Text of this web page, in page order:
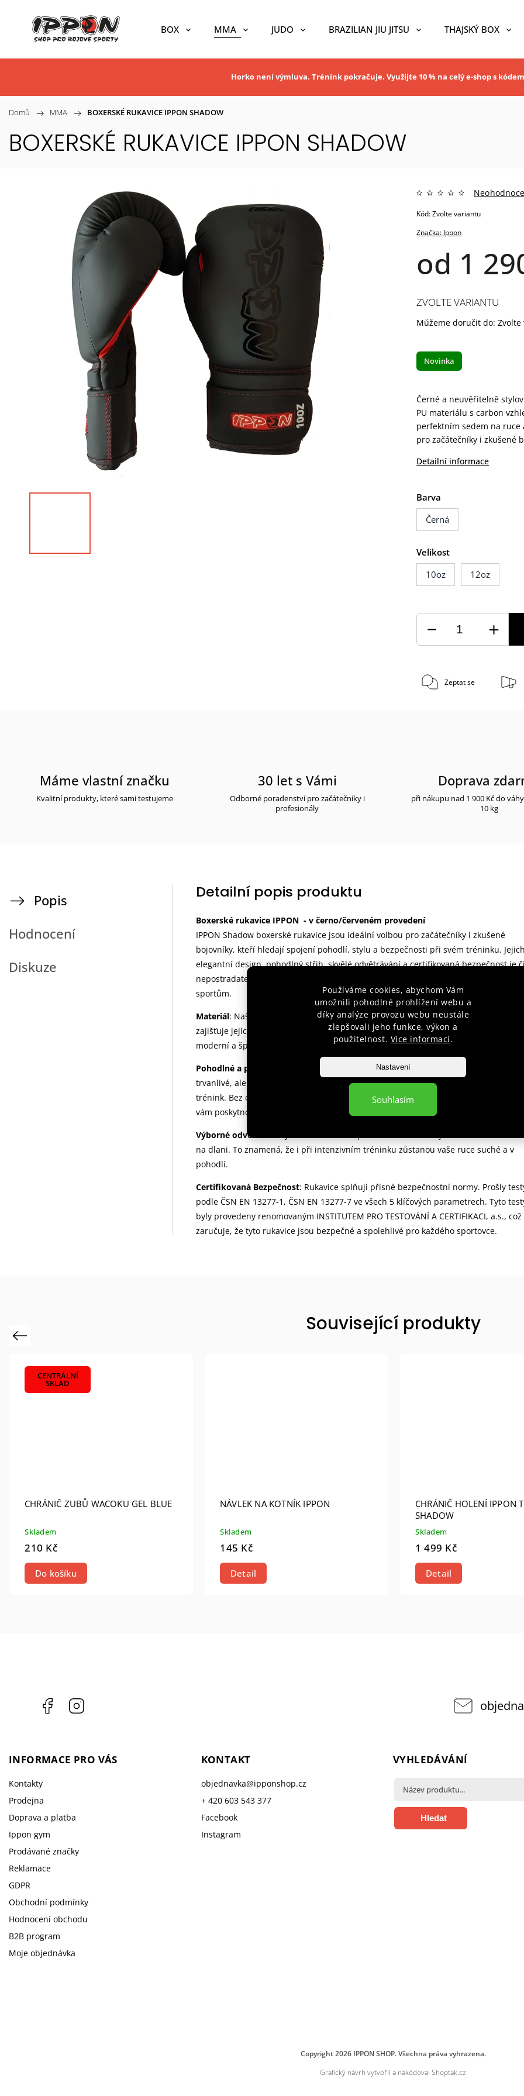
Používáme cookies, abychom Vám
umožnili pohodlné prohlížení webu a
díky analýze provozu webu neustále
zlepšovali jeho funkce, výkon a
použitelnost. Více informací.
Nastavení
Souhlasím
BOX MMA JUDO BRAZILIAN JIU JITSU THAJSKÝ BOX
Horko není výmluva. Trénink pokračuje. Využijte 10 % na celý e-shop s kódem
Domů / MMA / BOXERSKÉ RUKAVICE IPPON SHADOW
BOXERSKÉ RUKAVICE IPPON SHADOW
Značka: Ippon
od 1
Kód:Zvolte variantu
Novinka
Černé a neuvěřitelně
PU materiálu s carbon
perfektním sedem na
pro začátečníky i zkušené
Detailní informace
Barva
Černá
Velikost
10oz
12oz
ZVOLTE VARIANTU
Můžeme doručit do: Zvolte
Zeptat se
Máme vlastní značku
Kvalitní produkty, které sami testujeme
30 let s Vámi
Odborné poradenství pro začátečníky i
profesionály
Doprava
při nákupu nad 1 900 Kč do
10 kg
Popis
Hodnocení
Diskuze
Detailní popis produktu
Boxerské rukavice IPPON - v černo/červeném provedení
IPPON Shadow boxerské rukavice jsou ideální volbou pro začátečníky i zkušené
bojovníky, kteří hledají spojení pohodlí, stylu a bezpečnosti při svém tréninku. Jejich
elegantní design, pohodlný střih, skvělé odvětrávání a certifikovaná bezpečnost je
nepostradatelným doplňkem pro každého, kdo se věnuje boxu nebo jiným bojovým
sportům.
Materiál: Naše rukavice jsou vyrobeny z vysokopevnostníhoPU materiálu
zajišťuje jejich odolnost a dlouhou životnost. Carbon vzhled dodává rukavicím
moderní a špičkový vzhled, který zaujme každého milovníka bojových sportů.
Pohodlné a perfektně padnou
: Díky pečlivému designu jsou tyto rukavice nejen
trvanlivé, ale také velmi pohodlné. Perfektně sedí na ruce, což je klíčové pro efektivní
trénink. Bez ohledu na to, zda jste začátečník nebo zkušený bojovník, tyto rukavice
vám poskytnou pohodlí a jistotu během každého cvičení.
Výborné odvětrávání
na dlani. To znamená, že i při intenzivním tréninku zůstanou vaše ruce suché a v
pohodlí.
Certifikovaná Bezpečnost: Rukavice splňují přísné bezpečnostní normy. Prošly
podle ČSN EN 13277-1, ČSN EN 13277-7 ve všech 5 klíčových parametrech. Tyto
byly provedeny renomovaným INSTITUTEM PRO TESTOVÁNÍ A CERTIFIKACI, a.s., což
zaručuje, že tyto rukavice jsou bezpečné a spolehlivé pro každého sportovce.
Související produkty
Previous
CENTRÁLNÍ
SKLAD
CHRÁNIČ ZUBŮ WACOKU GEL BLUE
Skladem
210 Kč
Do košíku
NÁVLEK NA KOTNÍK IPPON
Skladem
145 Kč
Detail
CHRÁNIČ HOLENÍ IPPON
SHADOW
Skladem
1 499 Kč
Detail
Facebook
INFORMACE PRO VÁS
Kontakty
Prodejna
Doprava a platba
Ippon gym
Prodávané značky
Reklamace
GDPR
Obchodní podmínky
Hodnocení obchodu
B2B program
Moje objednávka
KONTAKT
objednavka@ipponshop.cz
+ 420 603 543 377
Facebook
Instagram
VYHLEDÁVÁNÍ
Hledat
Copyright 2026 IPPON SHOP. Všechna práva vyhrazena.
Grafický návrh vytvořil a nakódoval Shoptak.cz